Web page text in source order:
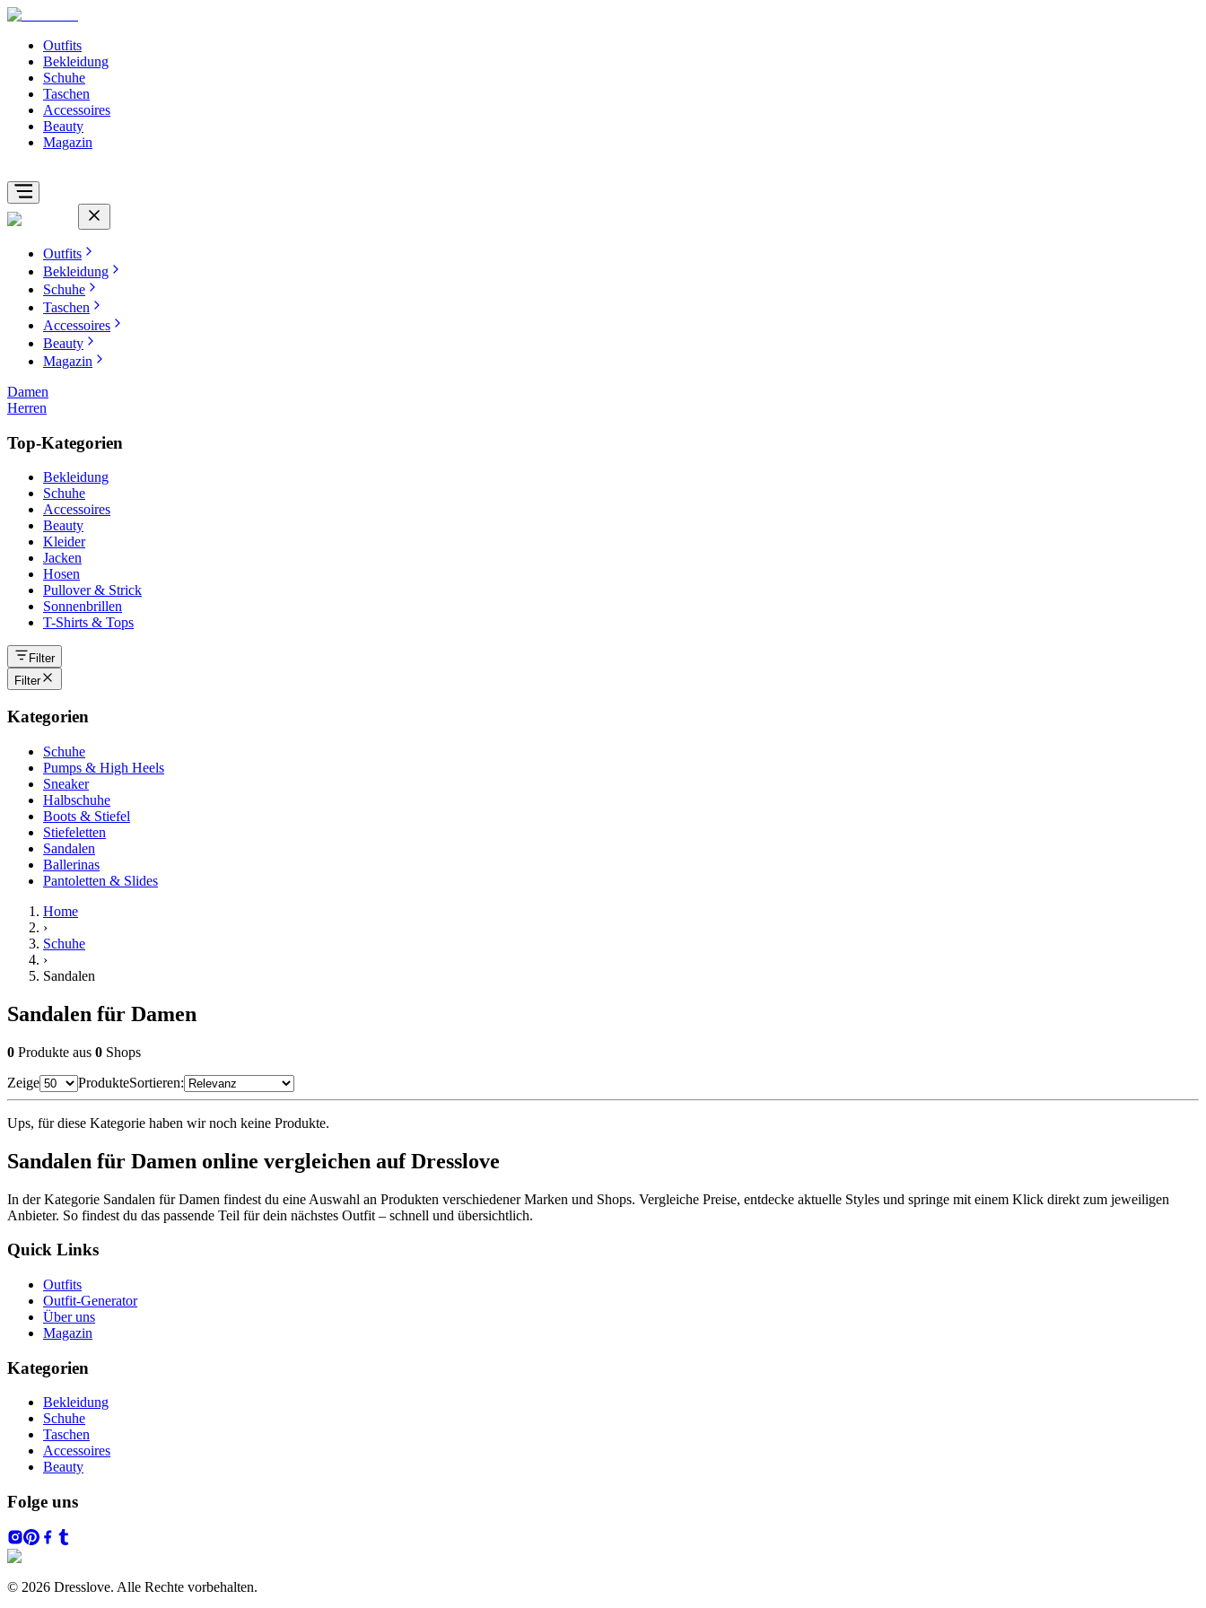
Outfits
Bekleidung
Schuhe
Taschen
Accessoires
Beauty
Magazin
Outfits
Bekleidung
Schuhe
Taschen
Accessoires
Beauty
Magazin
Damen
Herren
Top-Kategorien
Bekleidung
Schuhe
Accessoires
Beauty
Kleider
Jacken
Hosen
Pullover & Strick
Sonnenbrillen
T-Shirts & Tops
Filter
Filter
Kategorien
Schuhe
Pumps & High Heels
Sneaker
Halbschuhe
Boots & Stiefel
Stiefeletten
Sandalen
Ballerinas
Pantoletten & Slides
Home
›
Schuhe
›
Sandalen
Sandalen für Damen
0 Produkte aus 0 Shops
Zeige
ProdukteSortieren:
Ups, für diese Kategorie haben wir noch keine Produkte.
Sandalen für Damen online vergleichen auf Dresslove
In der Kategorie Sandalen für Damen findest du eine Auswahl an Produkten verschiedener Marken und Shops. Vergleiche Preise, entdecke aktuelle Styles und springe mit einem Klick direkt zum jeweiligen
Anbieter. So findest du das passende Teil für dein nächstes Outfit – schnell und übersichtlich.
Quick Links
Outfits
Outfit-Generator
Über uns
Magazin
Kategorien
Bekleidung
Schuhe
Taschen
Accessoires
Beauty
Folge uns
© 2026 Dresslove. Alle Rechte vorbehalten.